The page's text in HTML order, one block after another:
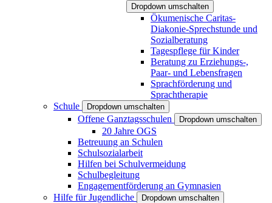
Dropdown umschalten
Ökumenische Caritas-
Diakonie-Sprechstunde und
Sozialberatung
Tagespflege für Kinder
Beratung zu Erziehungs-,
Paar- und Lebensfragen
Sprachförderung und
Sprachtherapie
Schule
Dropdown umschalten
Offene Ganztagsschulen Dropdown umschalten
20 Jahre OGS
Betreuung an Schulen
Schulsozialarbeit
Hilfen bei Schulvermeidung
Schulbegleitung
Engagementförderung an Gymnasien
Hilfe für Jugendliche
Dropdown umschalten